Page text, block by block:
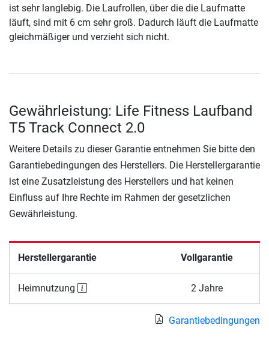
ist sehr langlebig. Die Laufrollen, über die die Laufmatte
läuft, sind mit 6 cm sehr groß. Dadurch läuft die Laufmatte
gleichmäßiger und verzieht sich nicht.
Gewährleistung: Life Fitness Laufband
T5 Track Connect 2.0
Weitere Details zu dieser Garantie entnehmen Sie bitte den
Garantiebedingungen des Herstellers. Die Herstellergarantie
ist eine Zusatzleistung des Herstellers und hat keinen
Einfluss auf Ihre Rechte im Rahmen der gesetzlichen
Gewährleistung.
Herstellergarantie Vollgarantie
Heimnutzung 2 Jahre
Garantiebedingungen